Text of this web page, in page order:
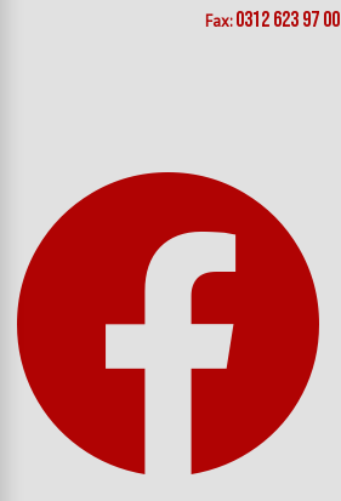
Fax:0312 623 97 00